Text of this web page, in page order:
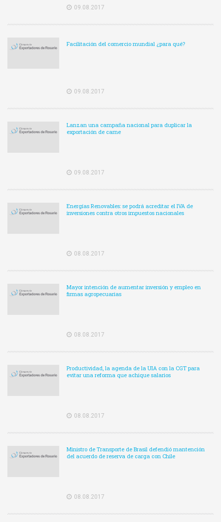
09.08.2017
Facilitación del comercio mundial ¿para qué?
09.08.2017
Lanzan una campaña nacional para duplicar la
exportación de carne
09.08.2017
Energías Renovables: se podrá acreditar el IVA de
inversiones contra otros impuestos nacionales
08.08.2017
Mayor intención de aumentar inversión y empleo en
firmas agropecuarias
08.08.2017
Productividad, la agenda de la UIA con la CGT para
evitar una reforma que achique salarios
08.08.2017
Ministro de Transporte de Brasil defendió mantención
del acuerdo de reserva de carga con Chile
08.08.2017